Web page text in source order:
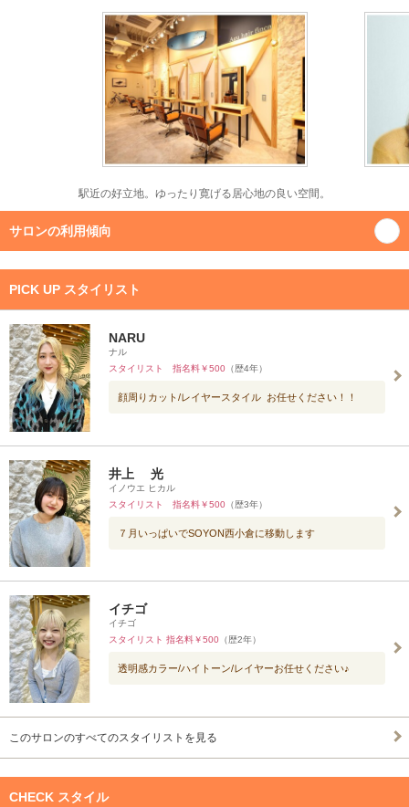
駅近の好立地。ゆったり寛げる居心地の良い空間。
サロンの利用傾向
PICK UP スタイリスト
NARU
ナル
スタイリスト 指名料￥500 （歴4年）
顔周りカット/レイヤースタイル お任せください！！
井上 光
イノウエ ヒカル
スタイリスト 指名料￥500 （歴3年）
７月いっぱいでSOYON西小倉に移動します
イチゴ
イチゴ
スタイリスト 指名料￥500 （歴2年）
透明感カラー/ハイトーン/レイヤーお任せください♪
このサロンのすべてのスタイリストを見る
CHECK スタイル